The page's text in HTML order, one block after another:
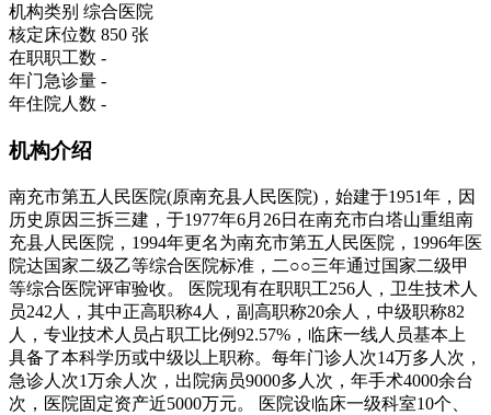
机构类别 综合医院
核定床位数 850 张
在职职工数 -
年门急诊量 -
年住院人数 -
机构介绍
南充市第五人民医院(原南充县人民医院)，始建于1951年，因
历史原因三拆三建，于1977年6月26日在南充市白塔山重组南
充县人民医院，1994年更名为南充市第五人民医院，1996年医
院达国家二级乙等综合医院标准，二○○三年通过国家二级甲
等综合医院评审验收。 医院现有在职职工256人，卫生技术人
员242人，其中正高职称4人，副高职称20余人，中级职称82
人，专业技术人员占职工比例92.57%，临床一线人员基本上
具备了本科学历或中级以上职称。每年门诊人次14万多人次，
急诊人次1万余人次，出院病员9000多人次，年手术4000余台
次，医院固定资产近5000万元。 医院设临床一级科室10个、